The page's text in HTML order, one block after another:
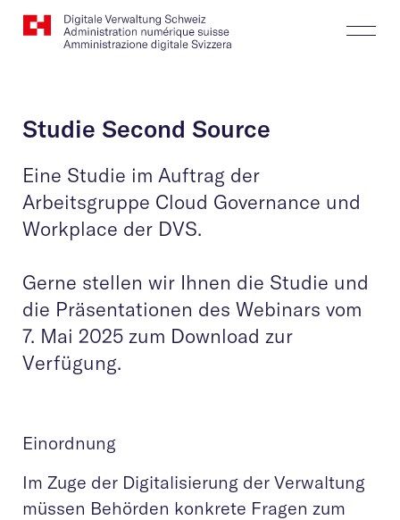
Website
Logo
Studie Second Source
Eine Studie im Auftrag der
Arbeitsgruppe Cloud Governance und
Workplace der DVS.
Gerne stellen wir Ihnen die Studie und
die Präsentationen des Webinars vom
7. Mai 2025 zum Download zur
Verfügung.
Einordnung
Im Zuge der Digitalisierung der Verwaltung
müssen Behörden konkrete Fragen zum